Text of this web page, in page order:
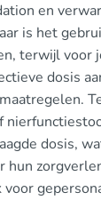
en
is het
terwijl voor
dosis
dosis,
hun
voor